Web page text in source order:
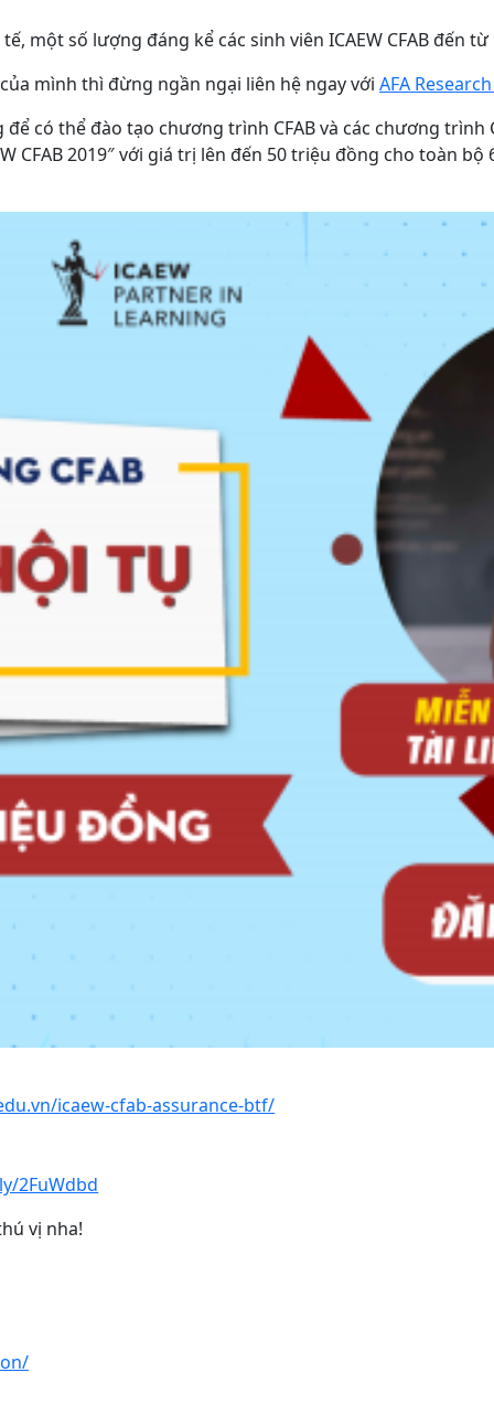
một số lượng đáng kể các sinh viên ICAEW CFAB
mình thì đừng ngần ngại liên hệ ngay với AFA
có thể đào tạo chương trình CFAB và các chương
CFAB 2019″ với giá trị lên đến 50 triệu đồng cho toàn
icaew-cfab-assurance-btf/
2FuWdbd
vị nha!